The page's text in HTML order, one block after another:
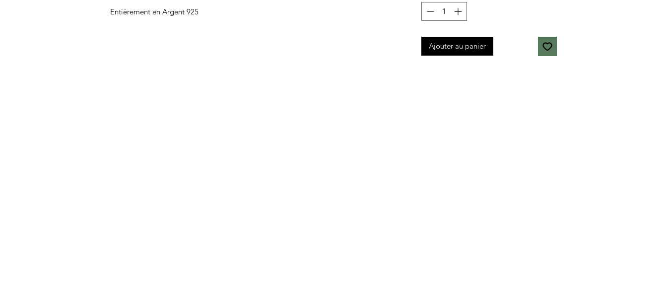
Entièrement en Argent 925
Ajouter au panier